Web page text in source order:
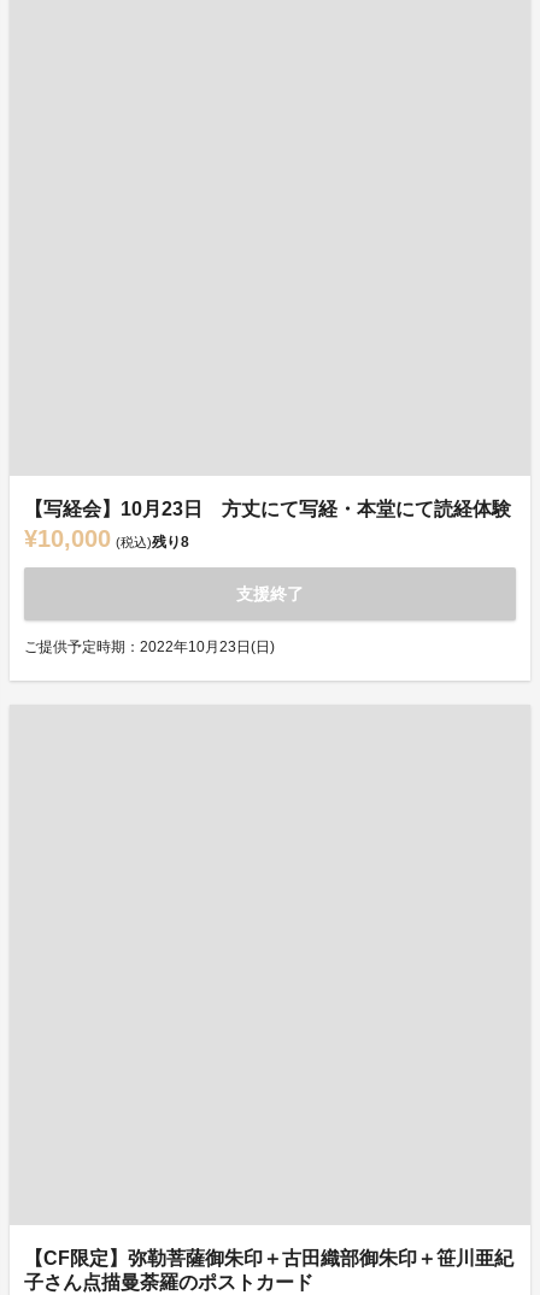
【写経会】10月23日 方丈にて写経・本堂にて読経体験
¥10,000 (税込)残り8
支援終了
ご提供予定時期：2022年10月23日(日)
【CF限定】弥勒菩薩御朱印＋古田織部御朱印＋笹川亜紀
子さん点描曼荼羅のポストカード